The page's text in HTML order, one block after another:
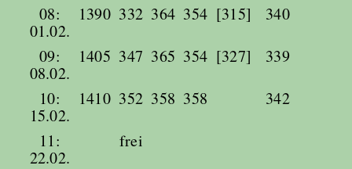
08:
01.02.
1390 332 364 354 [315]
340
09:
08.02.
1405 347 365 354 [327]
339
10:
15.02.
1410 352 358 358
342
11:
22.02.
frei